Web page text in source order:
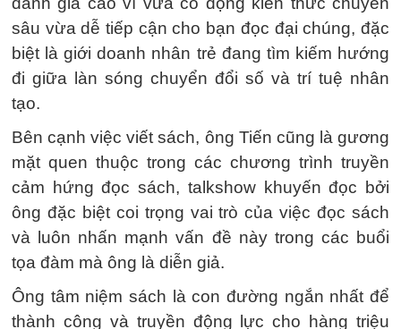
sâu vừa dễ tiếp cận cho bạn đọc đại chúng, đặc
biệt là giới doanh nhân trẻ đang tìm kiếm hướng
đi giữa làn sóng chuyển đổi số và trí tuệ nhân
tạo.
Bên cạnh việc viết sách, ông Tiến cũng là gương
mặt quen thuộc trong các chương trình truyền
cảm hứng đọc sách, talkshow khuyến đọc bởi
ông đặc biệt coi trọng vai trò của việc đọc sách
và luôn nhấn mạnh vấn đề này trong các buổi
tọa đàm mà ông là diễn giả.
Ông tâm niệm sách là con đường ngắn nhất để
thành công và truyền động lực cho hàng triệu